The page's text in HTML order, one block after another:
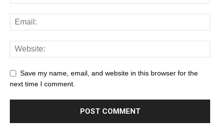
Save my name, email, and website in this browser for the
next time I comment.